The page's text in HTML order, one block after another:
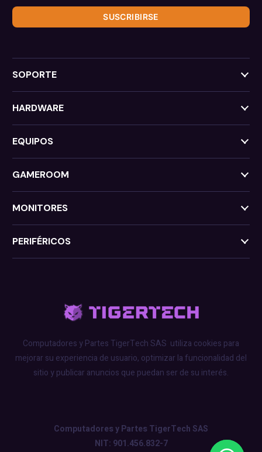
SUSCRIBIRSE
SOPORTE
HARDWARE
EQUIPOS
GAMEROOM
MONITORES
PERIFÉRICOS
Computadores y Partes TigerTech SAS utiliza cookies para
mejorar su experiencia de usuario, optimizar la funcionalidad del
sitio y publicar anuncios que puedan ser de su interés.
Computadores y Partes TigerTech SAS
NIT: 901.456.832-7